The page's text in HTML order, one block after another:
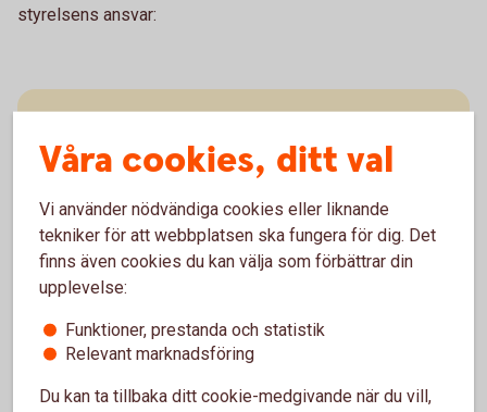
styrelsens ansvar:
och att betala gemensamma utgifter.
Att underhålla fastigheten och på så sätt
bevara byggnadens skick och värde över tid.
Att besluta om medlemskap, hyresavtal och
renoveringar.
föreningen följer lagar.
Att kommunicerar med myndigheter,
Våra cookies, ditt val
Vi använder nödvändiga cookies eller liknande
tekniker för att webbplatsen ska fungera för dig. Det
finns även cookies du kan välja som förbättrar din
upplevelse:
Funktioner, prestanda och statistik
Relevant marknadsföring
Du kan ta tillbaka ditt cookie-medgivande när du vill,